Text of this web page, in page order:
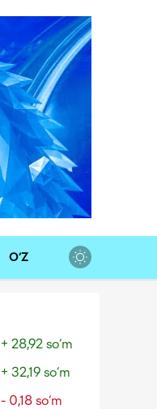
O‘Z
+ 28,92 so‘m
+ 32,19 so‘m
- 0,18 so‘m